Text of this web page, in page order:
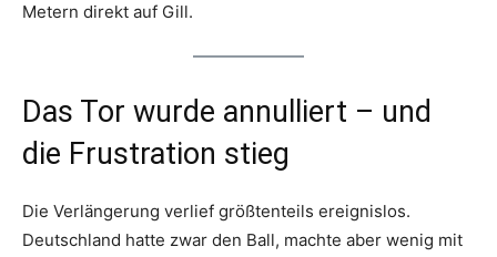
Metern direkt auf Gill.
Das Tor wurde annulliert – und
die Frustration stieg
Die Verlängerung verlief größtenteils ereignislos.
Deutschland hatte zwar den Ball, machte aber wenig mit